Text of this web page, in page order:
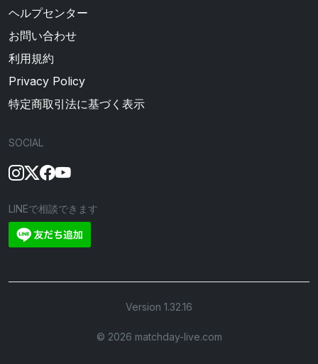
ヘルプセンター
お問い合わせ
利用規約
Privacy Policy
特定商取引法に基づく表示
SOCIAL
LINEで相談できます
Version 1.32.16
©︎ 2026 matchday-live.com